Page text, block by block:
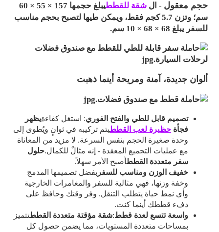
حجم معقول - ال شقة للقطط
يبلغ حجمها 157 × 55 × 60
سم؛ وتزن 5.7 كجم فقط، ويمكن طيها لتصبح بحجم مناسب
للسفر يبلغ 68 × 68 × 10 سم.
ألوان جديدة، آمنة ومريحة أينما ذهبت
تصميم قابل للطي والفتح الفوري: استغل كفاءةيظهر
فجأة حظيرة لعب القططيتم تركيبه في ثوانٍ ويُطوى إلى
وحدة صغيرة الحجم بنفس السرعة. لا مزيد من المعاناة
مع عمليات التجميع المعقدة - إنه مثالٌ للكمال.حلول
سفر متعددة القططأصبح الأمر سهلاً.
خفيف الوزن ومناسب للسفر بفضل تصميمها المدمج
وخفة وزنها، فهي مثالية للسفر والمغامرات الخارجية
وأي نمط حياة يتطلب التنقل. وفر وقتك وحافظ على
دفء قططك أينما كنت.
واسعة تتسع لعدة قطط:شقة مؤقتة متعددة القططتتميز
بمساحات متعددة المستويات، مما يضمن حصول كل